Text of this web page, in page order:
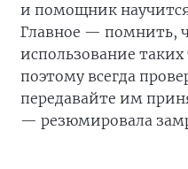
и помощник
Главное — помнить,
использование
поэтому всегда
передавайте им
— резюмировала